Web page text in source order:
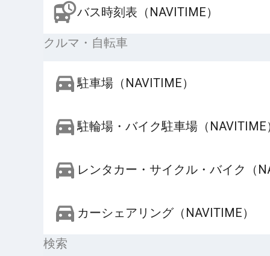
バス時刻表（NAVITIME）
クルマ・自転車
駐車場（NAVITIME）
駐輪場・バイク駐車場（NAVITIME
レンタカー・サイクル・バイク（
カーシェアリング（NAVITIME）
検索